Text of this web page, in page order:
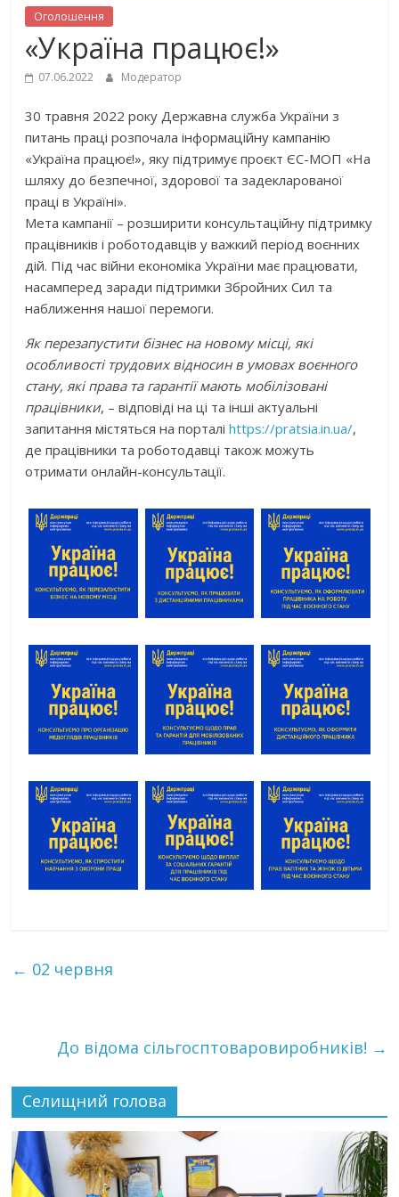
Оголошення
«Україна працює!»
07.06.2022 Модератор
30 травня 2022 року Державна служба України з
питань праці розпочала інформаційну кампанію
«Україна працює!», яку підтримує проєкт ЄС-МОП «На
шляху до безпечної, здорової та задекларованої
праці в Україні».
Мета кампанії – розширити консультаційну підтримку
працівників і роботодавців у важкий період воєнних
дій. Під час війни економіка України має працювати,
насамперед заради підтримки Збройних Сил та
наближення нашої перемоги.
Як перезапустити бізнес на новому місці, які
особливості трудових відносин в умовах воєнного
стану, які права та гарантії мають мобілізовані
працівники, – відповіді на ці та інші актуальні
запитання містяться на порталіhttps://pratsia.in.ua/,
де працівники та роботодавці також можуть
отримати онлайн-консультації.
← 02 червня
До відома сільгосптоваровиробників! →
Селищний голова